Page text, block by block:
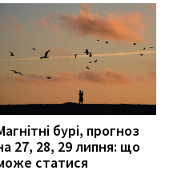
бурі, прогноз
27, 28, 29 липня: що
статися